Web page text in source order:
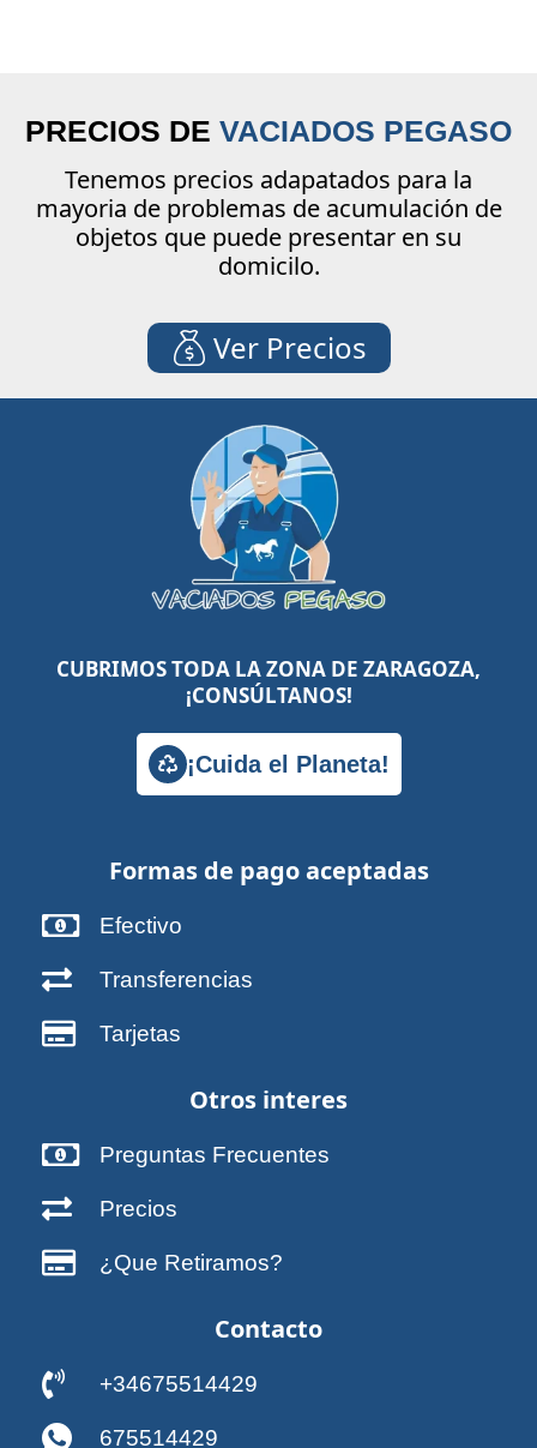
PRECIOS DE VACIADOS PEGASO
Tenemos precios adapatados para la
mayoria de problemas de acumulación de
objetos que puede presentar en su
domicilo.
Ver Precios
CUBRIMOS TODA LA ZONA DE ZARAGOZA,
¡CONSÚLTANOS!
¡Cuida el Planeta!
Formas de pago aceptadas
Efectivo
Transferencias
Tarjetas
Otros interes
Preguntas Frecuentes
Precios
¿Que Retiramos?
Contacto
+34675514429
675514429